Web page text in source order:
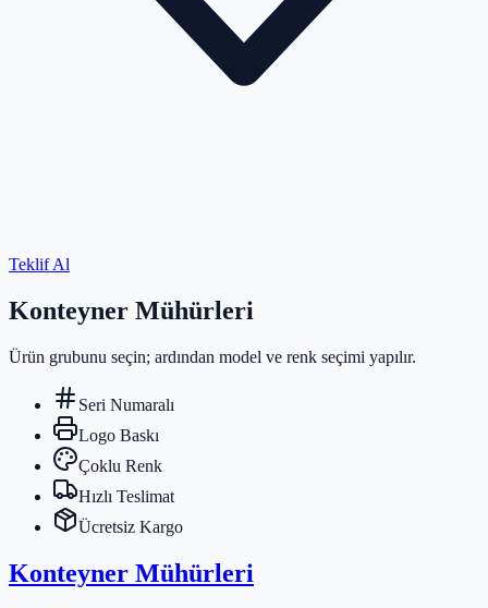
Teklif Al
Konteyner Mühürleri
Ürün grubunu seçin; ardından model ve renk seçimi yapılır.
Seri Numaralı
Logo Baskı
Çoklu Renk
Hızlı Teslimat
Ücretsiz Kargo
Konteyner Mühürleri